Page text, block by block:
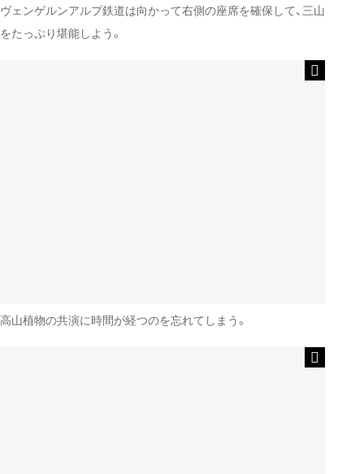
ヴェンゲルンアルプ鉄道は向かって右側の座席を確保して、三山
をたっぷり堪能しよう。
高山植物の共演に時間が経つのを忘れてしまう。